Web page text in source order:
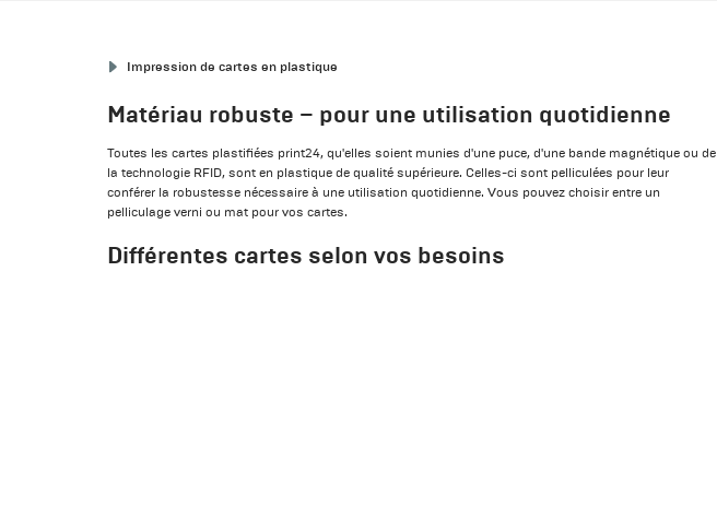
Impression de cartes en plastique
Matériau robuste – pour une utilisation quotidienne
Toutes les cartes plastifiées print24, qu'elles soient munies d'une puce, d'une bande magnétique ou de
la technologie RFID, sont en plastique de qualité supérieure. Celles-ci sont pelliculées pour leur
conférer la robustesse nécessaire à une utilisation quotidienne. Vous pouvez choisir entre un
pelliculage verni ou mat pour vos cartes.
Différentes cartes selon vos besoins